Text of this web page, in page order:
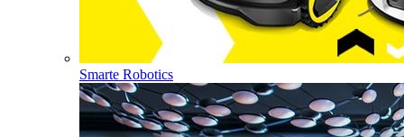
Smarte Robotics